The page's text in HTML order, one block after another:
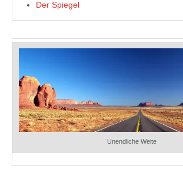
Der Spiegel
Unendliche Weite